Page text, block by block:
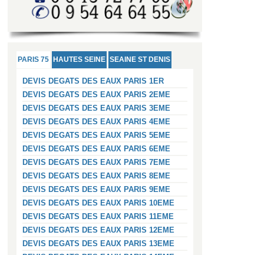
PARIS 75 HAUTES SEINE SEAINE ST DENIS
DEVIS DEGATS DES EAUX PARIS 1ER
DEVIS DEGATS DES EAUX PARIS 2EME
DEVIS DEGATS DES EAUX PARIS 3EME
DEVIS DEGATS DES EAUX PARIS 4EME
DEVIS DEGATS DES EAUX PARIS 5EME
DEVIS DEGATS DES EAUX PARIS 6EME
DEVIS DEGATS DES EAUX PARIS 7EME
DEVIS DEGATS DES EAUX PARIS 8EME
DEVIS DEGATS DES EAUX PARIS 9EME
DEVIS DEGATS DES EAUX PARIS 10EME
DEVIS DEGATS DES EAUX PARIS 11EME
DEVIS DEGATS DES EAUX PARIS 12EME
DEVIS DEGATS DES EAUX PARIS 13EME